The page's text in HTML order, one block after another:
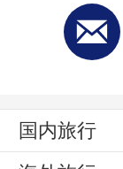
国内旅行